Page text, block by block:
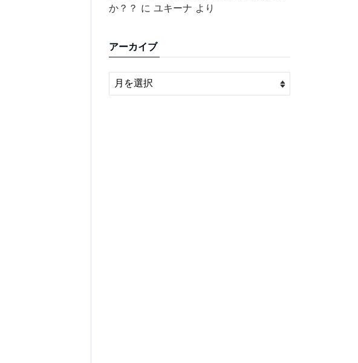
か？？ に ユキーナ より
アーカイブ